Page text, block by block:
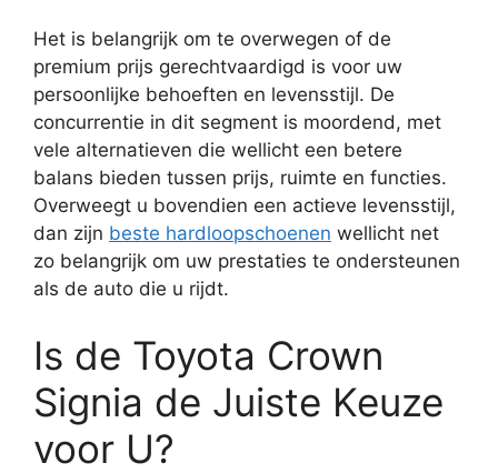
Het is belangrijk om te overwegen of de
premium prijs gerechtvaardigd is voor uw
persoonlijke behoeften en levensstijl. De
concurrentie in dit segment is moordend, met
vele alternatieven die wellicht een betere
balans bieden tussen prijs, ruimte en functies.
Overweegt u bovendien een actieve levensstijl,
dan zijn beste hardloopschoenen wellicht net
zo belangrijk om uw prestaties te ondersteunen
als de auto die u rijdt.
Is de Toyota Crown
Signia de Juiste Keuze
voor U?